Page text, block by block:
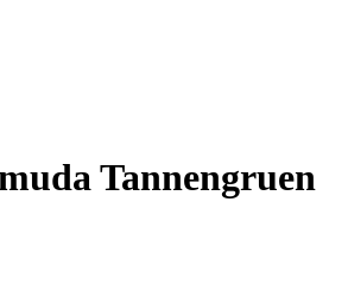
Tannengruen